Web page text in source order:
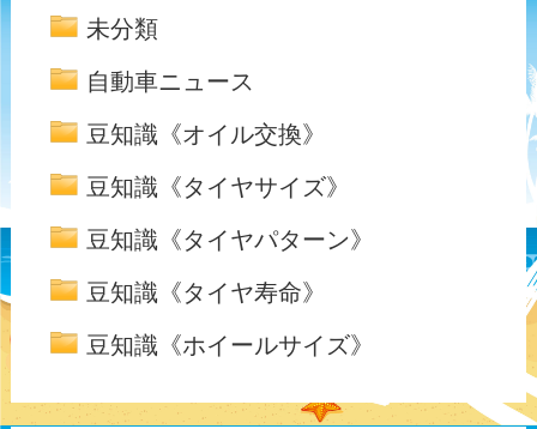
未分類
自動車ニュース
豆知識《オイル交換》
豆知識《タイヤサイズ》
豆知識《タイヤパターン》
豆知識《タイヤ寿命》
豆知識《ホイールサイズ》